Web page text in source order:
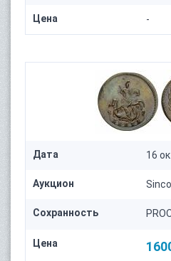
Цена -
Дата 16
Аукцион
Сохранность
Цена